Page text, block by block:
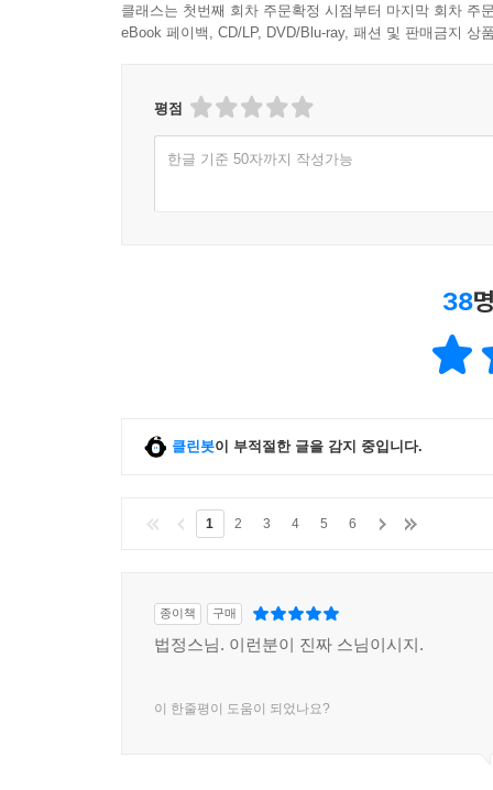
이 책 『시작할 때 그 마음으로』에 나타나는
고등학생이었던 현장 스님에게 법정 스님은 출
것을 편지를 받은 지 42년 만에 처음으로 공개하는
법정 스님의 편지와 연하장은 하나하나가 작품
편지와 연하장은 이때의 자료를 바탕으로 한 것이
상좌를 걱정하고, 수도자의 자세를 다듬도록 격
다양한 이야기들이 법정 스님의 꼼꼼한 글씨 속
법정 스님이 보이고, 산과 새와 꽃과 풀, 구름 말
우리 시대의 어른이자 선승, 명수필가라는 이
클래스는 첫번째 회차 주문확정 시점부터 마지막 회차 주
eBook 페이백, CD/LP, DVD/Blu-ray, 패션 및 판매금지 상
평점
한글 기준 50자까지 작성가능
38
클린봇이 부적절한 글을 감지 중입니다.
1 2 3 4 5 6
종이책 구매
법정스님. 이런분이 진짜 스님이시지.
이 한줄평이 도움이 되었나요?